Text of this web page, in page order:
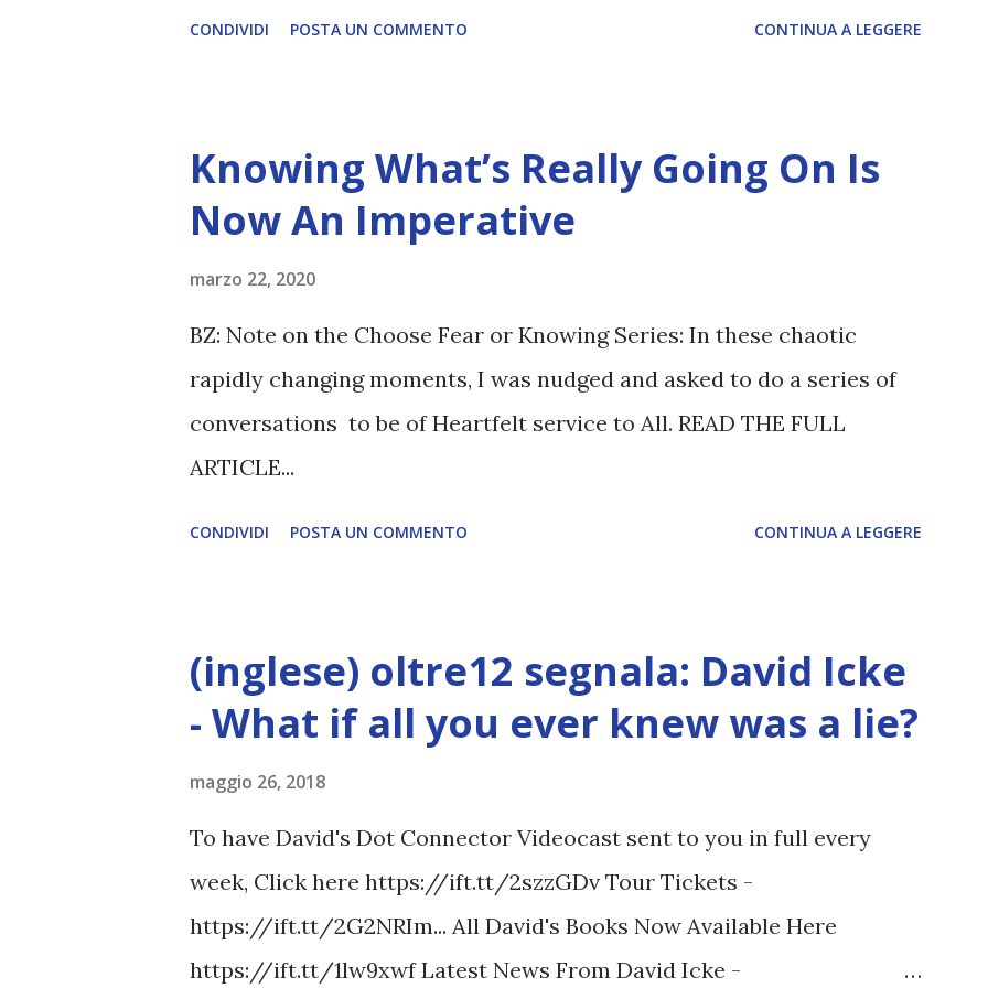
CONDIVIDI POSTA UN COMMENTO CONTINUA A LEGGERE
Knowing What’s Really Going On Is
Now An Imperative
marzo 22, 2020
BZ: Note on the Choose Fear or Knowing Series: In these chaotic
rapidly changing moments, I was nudged and asked to do a series of
conversations to be of Heartfelt service to All. READ THE FULL
ARTICLE...
CONDIVIDI POSTA UN COMMENTO CONTINUA A LEGGERE
(inglese) oltre12 segnala: David Icke
- What if all you ever knew was a lie?
maggio 26, 2018
To have David's Dot Connector Videocast sent to you in full every
week, Click here https://ift.tt/2szzGDv Tour Tickets -
https://ift.tt/2G2NRIm... All David's Books Now Available Here
https://ift.tt/1lw9xwf Latest News From David Icke -